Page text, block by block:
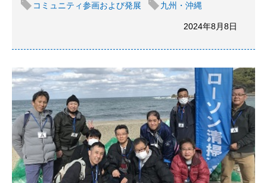
コミュニティ参画および発展
九州・沖縄
2024年8月8日